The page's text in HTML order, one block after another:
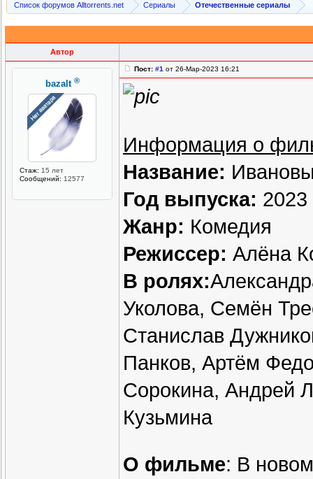
Список форумов Alltorrents.net Сериалы Отечественные сериалы
Автор
bazalt ®
Стаж: 15 лет
Сообщений: 12577
Пост: #1 от 26-Мар-2023 16:21
Информация о
Название:
Год выпуска: 2023
Жанр: Комедия
Режиссер: Алёна
В ролях:
Уколова, Семён
Станислав
Панков, Артём
Сорокина, Андрей
Кузьмина
О фильме: В